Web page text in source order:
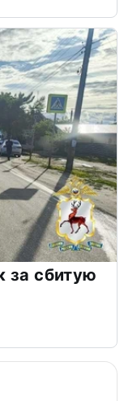
за сбитую